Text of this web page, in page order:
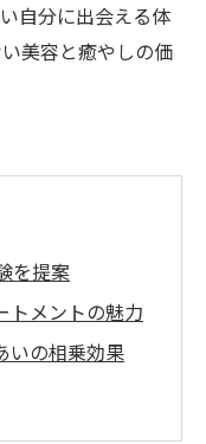
自分に出会える体
美容と癒やしの価
を提案
トメントの魅力
いの相乗効果
る方法